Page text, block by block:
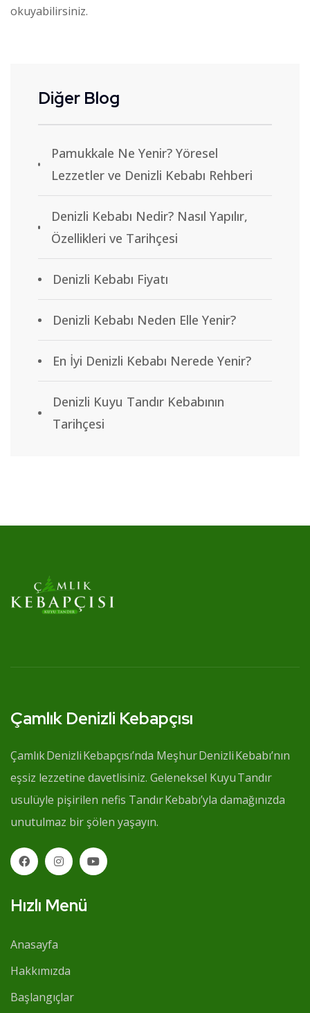
okuyabilirsiniz.
Diğer Blog
Pamukkale Ne Yenir? Yöresel
Lezzetler ve Denizli Kebabı Rehberi
Denizli Kebabı Nedir? Nasıl Yapılır,
Özellikleri ve Tarihçesi
Denizli Kebabı Fiyatı
Denizli Kebabı Neden Elle Yenir?
En İyi Denizli Kebabı Nerede Yenir?
Denizli Kuyu Tandır Kebabının
Tarihçesi
Çamlık Denizli Kebapçısı
Çamlık Denizli Kebapçısı’nda Meşhur Denizli Kebabı’nın
eşsiz lezzetine davetlisiniz. Geleneksel Kuyu Tandır
usulüyle pişirilen nefis Tandır Kebabı’yla damağınızda
unutulmaz bir şölen yaşayın.
Hızlı Menü
Anasayfa
Hakkımızda
Başlangıçlar